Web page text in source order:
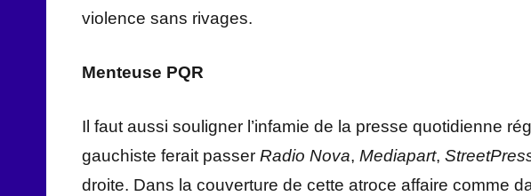
violence sans rivages.
Menteuse PQR
Il faut aussi souligner l’infamie de la presse quotidienne
gauchiste ferait passer Radio Nova, Mediapart,
droite. Dans la couverture de cette atroce affaire comme